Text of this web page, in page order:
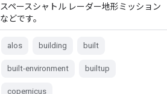
スペースシャトル レーダー地形ミッション
などです。
alos building built
built-environment builtup
copernicus